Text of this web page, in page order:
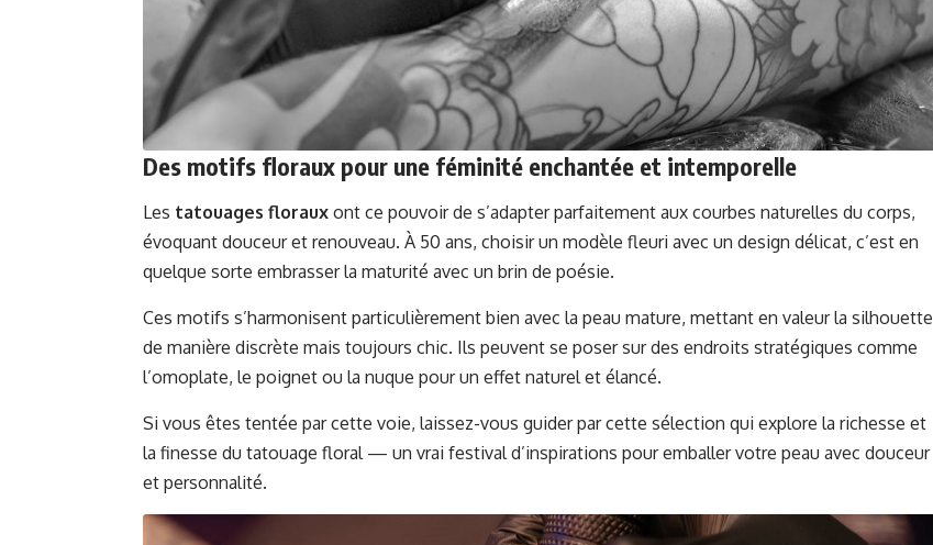
Des motifs floraux pour une féminité enchantée et intemporelle
Les tatouages floraux ont ce pouvoir de s’adapter parfaitement aux courbes naturelles du corps,
évoquant douceur et renouveau. À 50 ans, choisir un modèle fleuri avec un design délicat, c’est en
quelque sorte embrasser la maturité avec un brin de poésie.
Ces motifs s’harmonisent particulièrement bien avec la peau mature, mettant en valeur la silhouette
de manière discrète mais toujours chic. Ils peuvent se poser sur des endroits stratégiques comme
l’omoplate, le poignet ou la nuque pour un effet naturel et élancé.
Si vous êtes tentée par cette voie, laissez-vous guider par cette sélection qui explore la richesse et
la finesse du tatouage floral— un vrai festival d’inspirations pour emballer votre peau avec douceur
et personnalité.